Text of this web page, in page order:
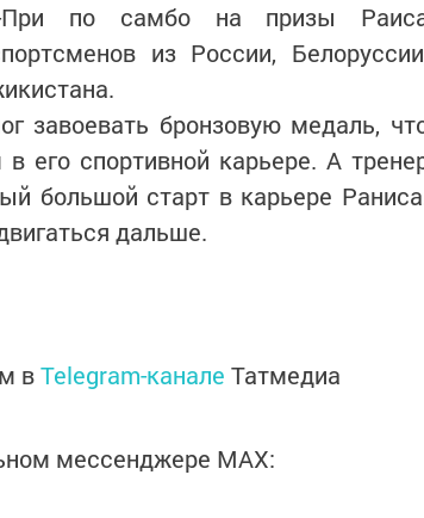
При по самбо на призы
из России,
завоевать бронзовую медаль,
его спортивной карьере. А
большой старт в карьере
дальше.
вTelegram-канале Татмедиа
мессенджере MАХ: